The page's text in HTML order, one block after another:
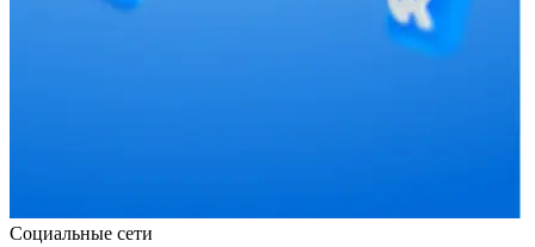
Социальные сети